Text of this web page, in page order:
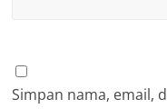
Simpan nama, email,